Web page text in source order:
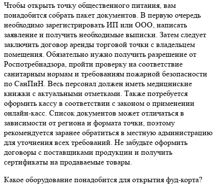
Чтобы открыть точку общественного питания, вам
понадобится собрать пакет документов. В первую очередь
необходимо зарегистрировать ИП или ООО, написать
заявление и получить необходимые выписки. Затем следует
заключить договор аренды торговой точки с владельцем
помещения. Обязательно нужно получить разрешение от
Роспотребнадзора, пройти проверку на соответствие
санитарным нормам и требованиям пожарной безопасности
по СанПиН. Весь персонал должен иметь медицинские
книжки с актуальными отметками. Также потребуется
оформить кассу в соответствии с законом о применении
онлайн-касс. Список документов может отличаться в
зависимости от региона и формата точки, поэтому
рекомендуется заранее обратиться в местную администрацию
для уточнения всех требований. Не забудьте оформить
договоры с поставщиками продукции и получить
сертификаты на продаваемые товары.
Какое оборудование понадобится для открытия фуд-корта?